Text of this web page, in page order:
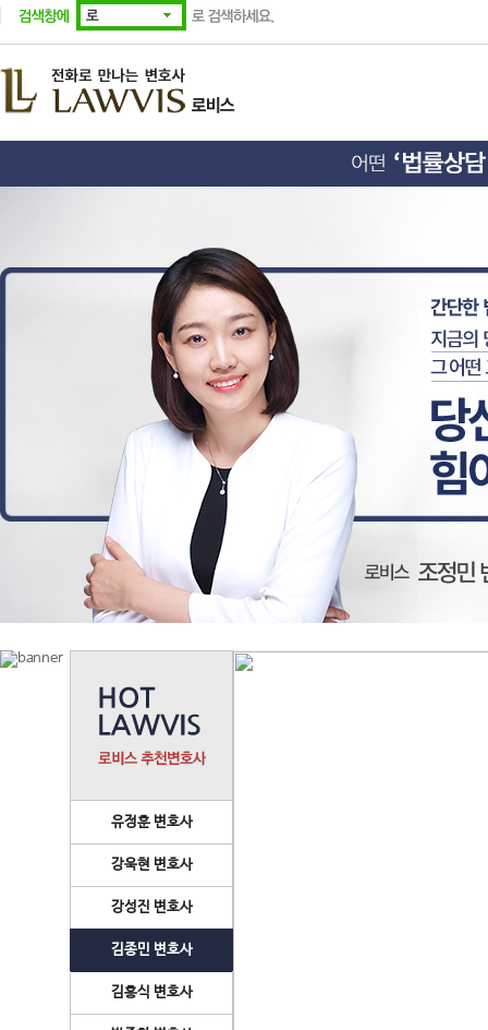
유정훈 변호사
강욱현 변호사
강성진 변호사
김종민 변호사
김홍식 변호사